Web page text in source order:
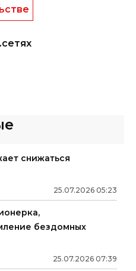
снижаться
25.07.2026 05:23
бездомных
25.07.2026 07:39